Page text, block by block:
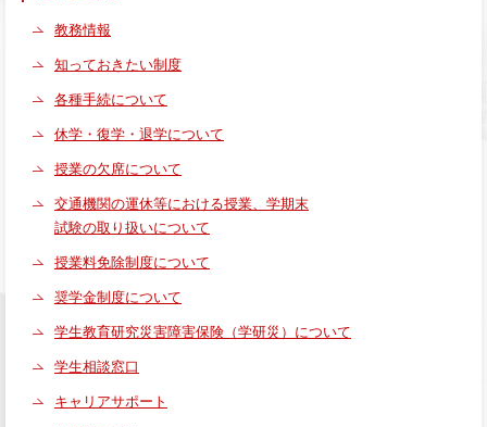
教務情報
知っておきたい制度
各種手続について
休学・復学・退学について
授業の欠席について
交通機関の運休等における授業、学期末
試験の取り扱いについて
授業料免除制度について
奨学金制度について
学生教育研究災害障害保険（学研災）について
学生相談窓口
キャリアサポート